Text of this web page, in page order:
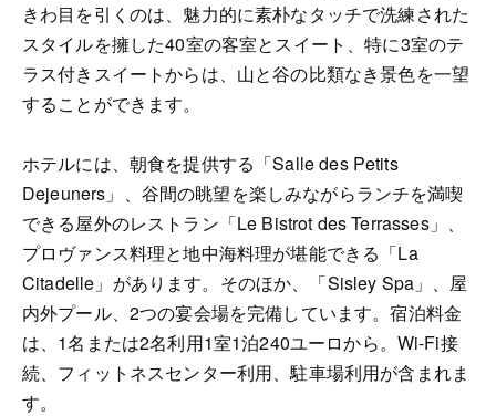
きわ目を引くのは、魅力的に素朴なタッチで洗練された
スタイルを擁した40室の客室とスイート、特に3室のテ
ラス付きスイートからは、山と谷の比類なき景色を一望
することができます。
ホテルには、朝食を提供する「Salle des Petits
Dejeuners」、谷間の眺望を楽しみながらランチを満喫
できる屋外のレストラン「Le Bistrot des Terrasses」、
プロヴァンス料理と地中海料理が堪能できる「La
Citadelle」があります。そのほか、「Sisley Spa」、屋
内外プール、2つの宴会場を完備しています。宿泊料金
は、1名または2名利用1室1泊240ユーロから。Wi-Fi接
続、フィットネスセンター利用、駐車場利用が含まれま
す。